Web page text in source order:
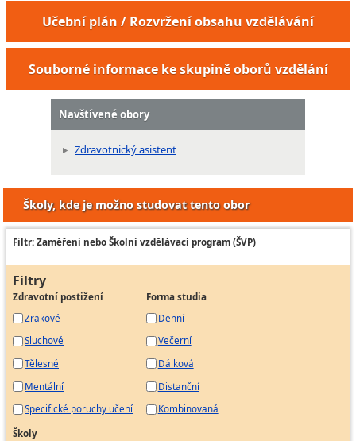
Učební plán / Rozvržení obsahu vzdělávání
Souborné informace ke skupině oborů vzdělání
Navštívené obory
Zdravotnický asistent
Školy, kde je možno studovat tento obor
Filtr: Zaměření nebo Školní vzdělávací program (ŠVP)
Filtry
Zdravotní postižení
Zrakové
Sluchové
Tělesné
Mentální
Specifické poruchy učení
Forma studia
Denní
Večerní
Dálková
Distanční
Kombinovaná
Školy